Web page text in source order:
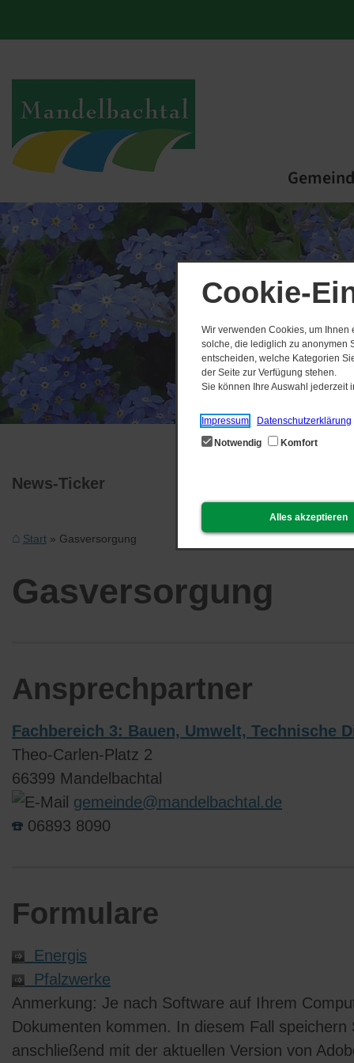
Cookie-
Wir verwenden Cookies, um
solche, die lediglich zu anonymen
entscheiden, welche Kategorien
der Seite zur Verfügung stehen.
Sie können Ihre Auswahl jederzeit
Impressum
Datenschutzerklärung
Notwendig
Komfort
Alles akzeptieren
News-Ticker
Start Gasversorgung
Gasversorgung
Ansprechpartner
Fachbereich 3: Bauen, Umwelt, Technische
Theo-Carlen-Platz 2
66399 Mandelbachtal
gemeinde@mandelbachtal.de
06893 8090
Formulare
Energis
Pfalzwerke
Anmerkung: Je nach Software auf Ihrem
Dokumenten kommen. In diesem Fall
anschließend mit der aktuellen Version von